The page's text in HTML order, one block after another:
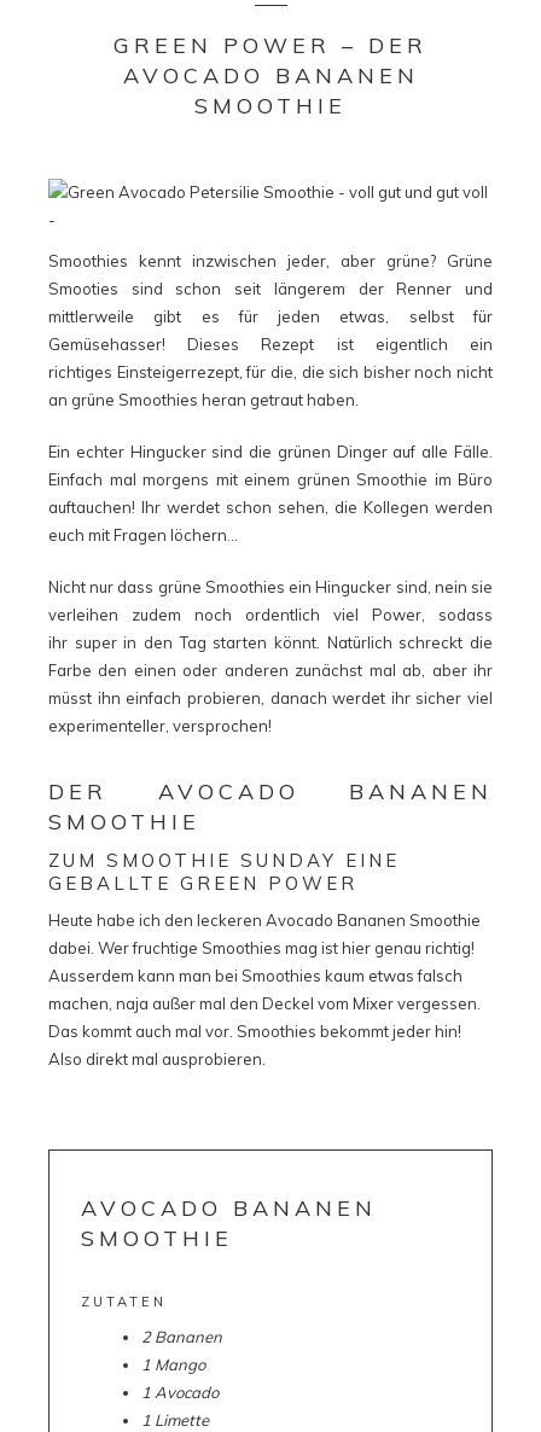
GREEN POWER – DER
AVOCADO BANANEN
SMOOTHIE
Smoothies kennt inzwischen jeder, aber grüne? Grüne
Smooties sind schon seit längerem der Renner und
mittlerweile gibt es für jeden etwas, selbst für
Gemüsehasser! Dieses Rezept ist eigentlich ein
richtiges Einsteigerrezept, für die, die sich bisher noch nicht
an grüne Smoothies heran getraut haben.
Ein echter Hingucker sind die grünen Dinger auf alle Fälle.
Einfach mal morgens mit einem grünen Smoothie im Büro
auftauchen! Ihr werdet schon sehen, die Kollegen werden
euch mit Fragen löchern…
Nicht nur dass grüne Smoothies ein Hingucker sind, nein sie
verleihen zudem noch ordentlich viel Power, sodass
ihr super in den Tag starten könnt. Natürlich schreckt die
Farbe den einen oder anderen zunächst mal ab, aber ihr
müsst ihn einfach probieren, danach werdet ihr sicher viel
experimenteller, versprochen!
DER AVOCADO BANANEN
SMOOTHIE
ZUM SMOOTHIE SUNDAY EINE
GEBALLTE GREEN POWER
Heute habe ich den leckeren Avocado Bananen Smoothie
dabei. Wer fruchtige Smoothies mag ist hier genau richtig!
Ausserdem kann man bei Smoothies kaum etwas falsch
machen, naja außer mal den Deckel vom Mixer vergessen.
Das kommt auch mal vor. Smoothies bekommt jeder hin!
Also direkt mal ausprobieren.
AVOCADO BANANEN
SMOOTHIE
ZUTATEN
2 Bananen
1 Mango
1 Avocado
1 Limette